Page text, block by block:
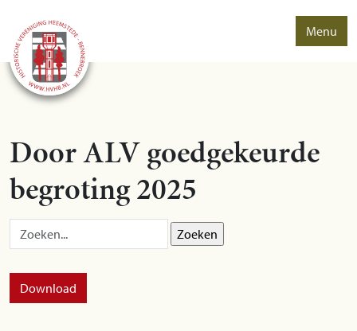
Menu
Door ALV goedgekeurde
begroting 2025
Zoek op:
Download